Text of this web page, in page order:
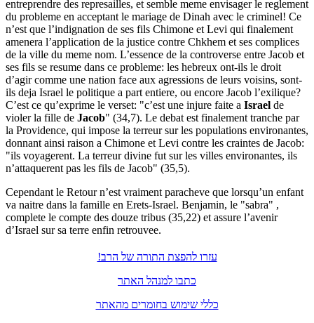
entreprendre des represailles, et semble meme envisager le reglement
du probleme en acceptant le mariage de Dinah avec le criminel! Ce
n’est que l’indignation de ses fils Chimone et Levi qui finalement
amenera l’application de la justice contre Chkhem et ses complices
de la ville du meme nom. L’essence de la controverse entre Jacob et
ses fils se resume dans ce probleme: les hebreux ont-ils le droit
d’agir comme une nation face aux agressions de leurs voisins, sont-
ils deja Israel le politique a part entiere, ou encore Jacob l’exilique?
C’est ce qu’exprime le verset: "c’est une injure faite a Israel de
violer la fille de Jacob" (34,7). Le debat est finalement tranche par
la Providence, qui impose la terreur sur les populations environantes,
donnant ainsi raison a Chimone et Levi contre les craintes de Jacob:
"ils voyagerent. La terreur divine fut sur les villes environantes, ils
n’attaquerent pas les fils de Jacob" (35,5).
Cependant le Retour n’est vraiment paracheve que lorsqu’un enfant
va naitre dans la famille en Erets-Israel. Benjamin, le "sabra" ,
complete le compte des douze tribus (35,22) et assure l’avenir
d’Israel sur sa terre enfin retrouvee.
עזרו להפצת התורה של הרב!
כתבו למנהל האתר
כללי שימוש בחומרים מהאתר